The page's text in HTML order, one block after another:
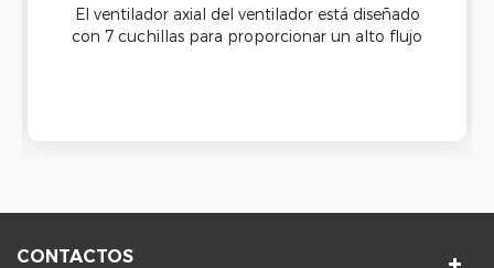
El ventilador axial del ventilador está diseñado
con 7 cuchillas para proporcionar un alto flujo
CONTACTOS